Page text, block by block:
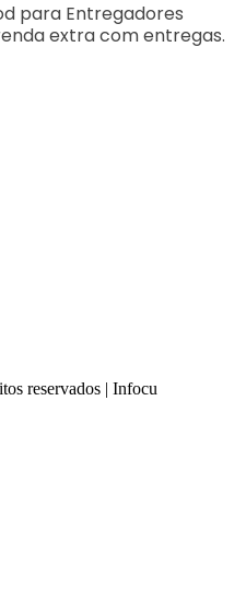
para Entregadores
extra com entregas.
reservados | Infocu